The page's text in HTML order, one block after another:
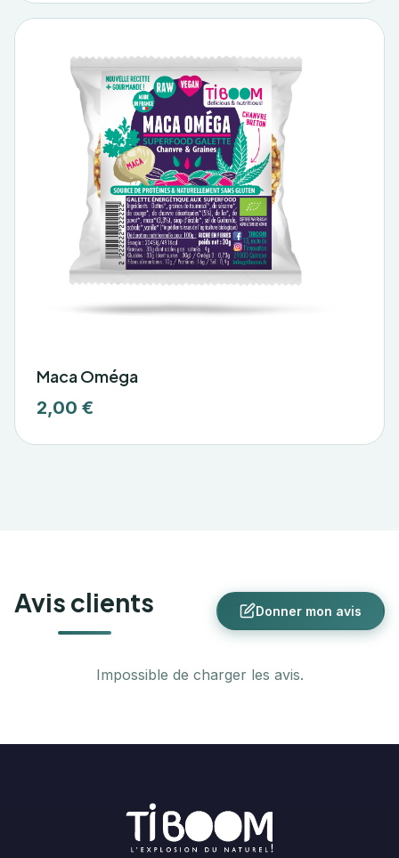
Maca Oméga
2,00 €
Avis clients Donner mon avis
Impossible de charger les avis.